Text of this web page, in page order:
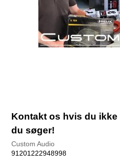
Kontakt os hvis du
du søger!
Custom Audio
91201222948998